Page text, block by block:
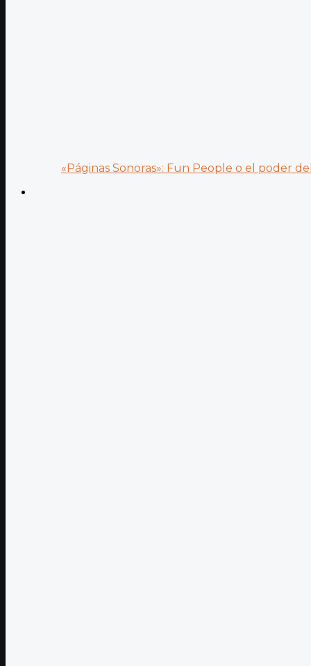
«Páginas Sonoras»: Fun People o el poder